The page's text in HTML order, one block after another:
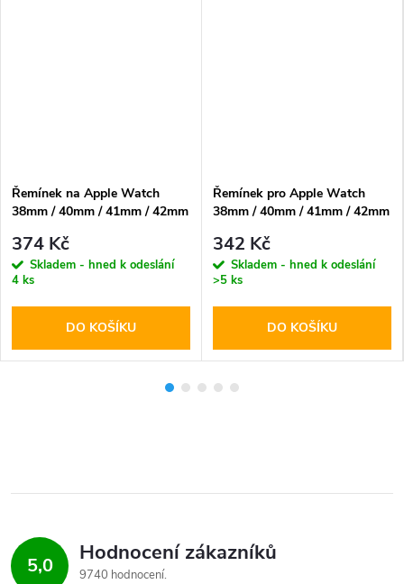
Řemínek na Apple Watch
38mm / 40mm / 41mm / 42mm
374 Kč
Skladem - hned k odeslání
4 ks
DO KOŠÍKU
Řemínek pro Apple Watch
38mm / 40mm / 41mm / 42mm
Orange Starlight
342 Kč
Skladem - hned k odeslání
>5 ks
DO KOŠÍKU
5,0 Hodnocení zákazníků
9740 hodnocení